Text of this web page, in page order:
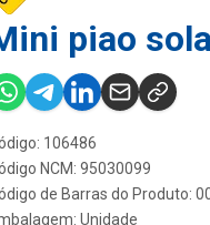
piao
106486
NCM: 95030099
de Barras do Produto:
Unidade